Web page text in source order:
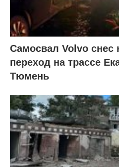
Самосвал Volvo снес
переход на трассе
Тюмень